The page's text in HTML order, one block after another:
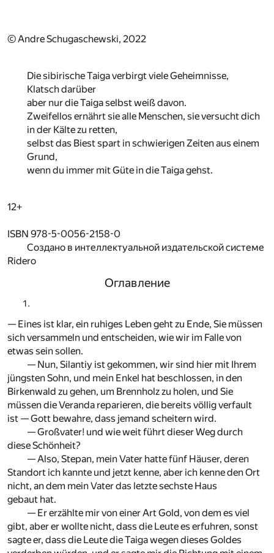
© Andre Schugaschewski, 2022
Die sibirische Taiga verbirgt viele Geheimnisse,
Klatsch darüber
aber nur die Taiga selbst weiß davon.
Zweifellos ernährt sie alle Menschen, sie versucht dich
in der Kälte zu retten,
selbst das Biest spart in schwierigen Zeiten aus einem
Grund,
wenn du immer mit Güte in die Taiga gehst.
12+
ISBN 978-5-0056-2158-0
Создано в интеллектуальной издательской системе
Ridero
Оглавление
— Eines ist klar, ein ruhiges Leben geht zu Ende, Sie müssen
sich versammeln und entscheiden, wie wir im Falle von
etwas sein sollen.
— Nun, Silantiy ist gekommen, wir sind hier mit Ihrem
jüngsten Sohn, und mein Enkel hat beschlossen, in den
Birkenwald zu gehen, um Brennholz zu holen, und Sie
müssen die Veranda reparieren, die bereits völlig verfault
ist — Gott bewahre, dass jemand scheitern wird.
— Großvater! und wie weit führt dieser Weg durch
diese Schönheit?
— Also, Stepan, mein Vater hatte fünf Häuser, deren
Standort ich kannte und jetzt kenne, aber ich kenne den Ort
nicht, an dem mein Vater das letzte sechste Haus
gebaut hat.
— Er erzählte mir von einer Art Gold, von dem es viel
gibt, aber er wollte nicht, dass die Leute es erfuhren, sonst
sagte er, dass die Leute die Taiga wegen dieses Goldes